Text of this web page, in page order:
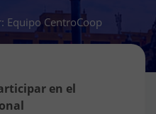
Equipo CentroCoop
en el